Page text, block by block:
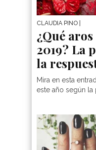
CLAUDIA PINO
¿Qué aros
2019? La
la
Mira en esta
este año según la